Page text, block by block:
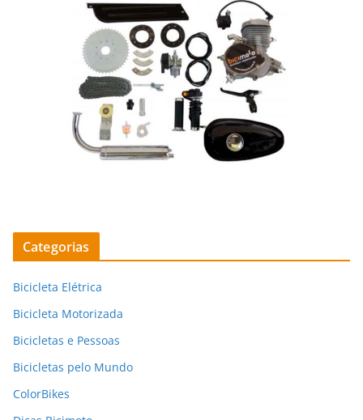
Categorias
Bicicleta Elétrica
Bicicleta Motorizada
Bicicletas e Pessoas
Bicicletas pelo Mundo
ColorBikes